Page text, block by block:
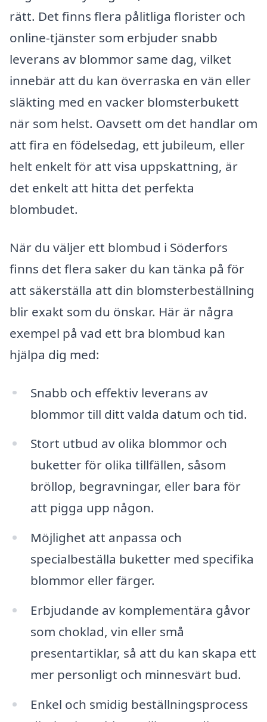
rätt. Det finns flera pålitliga florister och
online-tjänster som erbjuder snabb
leverans av blommor same dag, vilket
innebär att du kan överraska en vän eller
släkting med en vacker blomsterbukett
när som helst. Oavsett om det handlar om
att fira en födelsedag, ett jubileum, eller
helt enkelt för att visa uppskattning, är
det enkelt att hitta det perfekta
blombudet.
När du väljer ett blombud i Söderfors
finns det flera saker du kan tänka på för
att säkerställa att din blomsterbeställning
blir exakt som du önskar. Här är några
exempel på vad ett bra blombud kan
hjälpa dig med:
Snabb och effektiv leverans av
blommor till ditt valda datum och tid.
Stort utbud av olika blommor och
buketter för olika tillfällen, såsom
bröllop, begravningar, eller bara för
att pigga upp någon.
Möjlighet att anpassa och
specialbeställa buketter med specifika
blommor eller färger.
Erbjudande av komplementära gåvor
som choklad, vin eller små
presentartiklar, så att du kan skapa ett
mer personligt och minnesvärt bud.
Enkel och smidig beställningsprocess